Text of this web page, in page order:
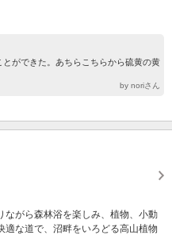
ができた。あちらこちらから硫黄の黄
by noriさん
ながら森林浴を楽しみ、植物、小動
な道で、沼畔をいろどる高山植物